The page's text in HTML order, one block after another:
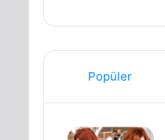
Popüler